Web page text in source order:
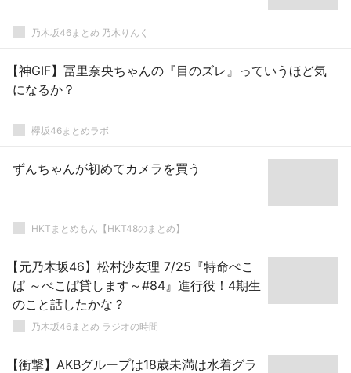
乃木坂46まとめ 乃木りんく
【神GIF】冨里奈央ちゃんの『目のズレ』っていうほど気
になるか？
欅坂46まとめラボ
ずんちゃんが初めてカメラを買う
HKTまとめもん【HKT48のまとめ】
【元乃木坂46】松村沙友理 7/25『特命ぺこ
ぱ ～ぺこぱ貸します～#84』進行役！4期生
のこと話したかな？
乃木坂46まとめ ラジオの時間
【衝撃】AKBグループは18歳未満は水着グラ